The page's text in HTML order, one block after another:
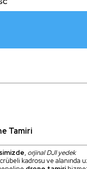
Tamiri
, orjinal DJI yedek
kadrosu ve alanında